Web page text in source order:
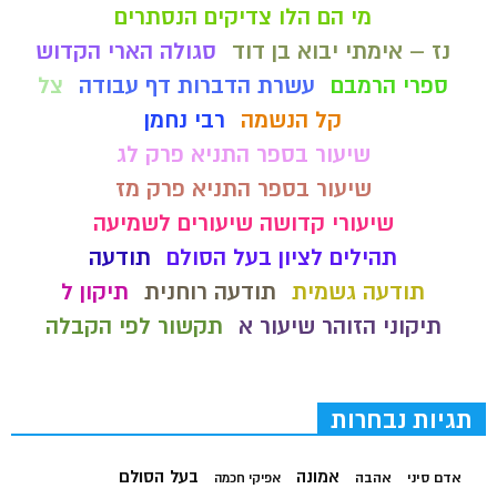
מי הם הלו צדיקים הנסתרים
נז – אימתי יבוא בן דוד
סגולה הארי הקדוש
ספרי הרמבם
עשרת הדברות דף עבודה
צל
קל הנשמה
רבי נחמן
שיעור בספר התניא פרק לג
שיעור בספר התניא פרק מז
שיעורי קדושה שיעורים לשמיעה
תהילים לציון בעל הסולם
תודעה
תודעה גשמית תודעה רוחנית תיקון ל
תיקוני הזוהר שיעור א
תקשור לפי הקבלה
תגיות נבחרות
אדם סיני אהבה אמונה אפיקי חכמה בעל הסולם